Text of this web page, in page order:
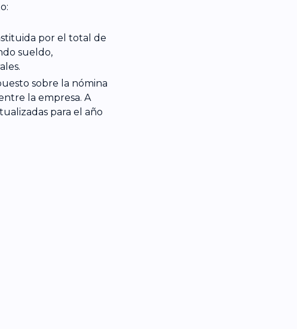
por el total de
sueldo,
sobre la nómina
la empresa. A
para el año